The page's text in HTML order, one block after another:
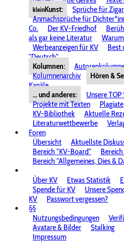
kleinKunst:
Sprüche für
Anmachsprüche für
Co.
Der KV-Friedhof
als gar keine Literatur
Werbeanzeigen für KV
Best
"Deutsch"
Kolumnen:
Kolumnenarchiv
Hören &
Kanäle
... und anderes:
Unsere TOP
Projekte mit Texten
Plagiate
KV-Bibliothek
Aktuelle
Literaturwettbewerbe
Foren
Übersicht
Aktuellste
Bereich "KV-Board"
Bereich "Allgemeines, Dies &
Über KV
Etwas Statistik
Spende für KV
Unsere
KV
Passwort vergessen?
§§
Nutzungsbedingungen
Avatare & Bilder
Stalking
Impressum